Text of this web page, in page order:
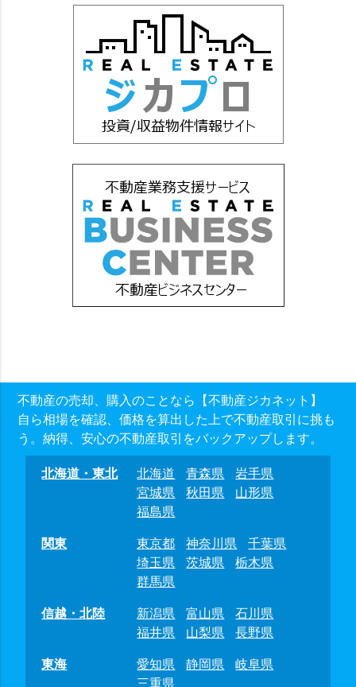
不動産の売却、購入のことなら【不動産ジカネット】
自ら相場を確認、価格を算出した上で不動産取引に挑も
う。納得、安心の不動産取引をバックアップします。
北海道・東北 北海道 青森県
岩手県
宮城県
秋田県
山形県
福島県
関東
東京都 神奈川県
千葉県
埼玉県
茨城県
栃木県
群馬県
信越・北陸
新潟県 富山県
石川県
福井県
山梨県
長野県
東海
愛知県 静岡県
岐阜県
三重県